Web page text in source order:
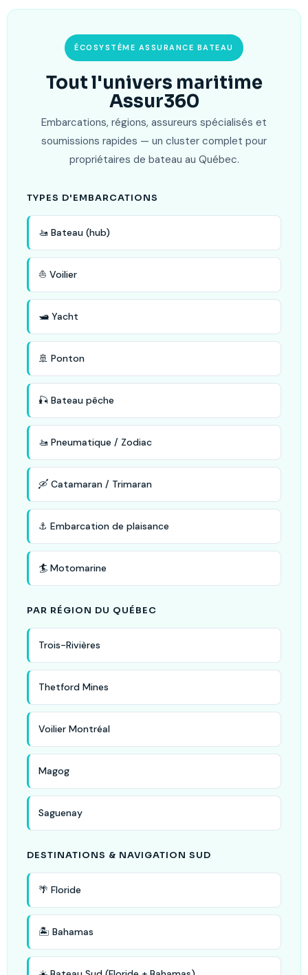
ÉCOSYSTÈME ASSURANCE BATEAU
Tout l'univers maritime
Assur360
Embarcations, régions, assureurs spécialisés et
soumissions rapides — un cluster complet pour
propriétaires de bateau au Québec.
TYPES D'EMBARCATIONS
🚤 Bateau (hub)
⛵ Voilier
🛥️ Yacht
🚢 Ponton
🎣 Bateau pêche
🚤 Pneumatique / Zodiac
🛶 Catamaran / Trimaran
⚓ Embarcation de plaisance
🏄 Motomarine
PAR RÉGION DU QUÉBEC
Trois-Rivières
Thetford Mines
Voilier Montréal
Magog
Saguenay
DESTINATIONS & NAVIGATION SUD
🌴 Floride
🏝️ Bahamas